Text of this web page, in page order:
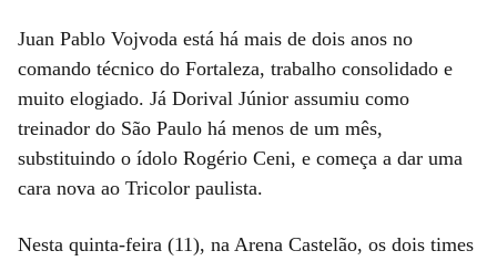
Juan Pablo Vojvoda está há mais de dois anos no
comando técnico do Fortaleza, trabalho consolidado e
muito elogiado. Já Dorival Júnior assumiu como
treinador do São Paulo há menos de um mês,
substituindo o ídolo Rogério Ceni, e começa a dar uma
cara nova ao Tricolor paulista.
Nesta quinta-feira (11), na Arena Castelão, os dois times